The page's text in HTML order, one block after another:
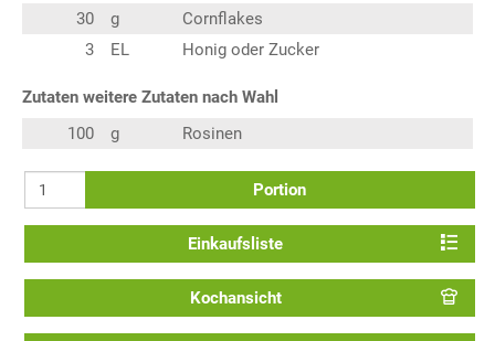
30
g
Cornflakes
3
EL Honig oder Zucker
Zutaten weitere Zutaten nach Wahl
100
g Rosinen
Portion
Einkaufsliste
Kochansicht